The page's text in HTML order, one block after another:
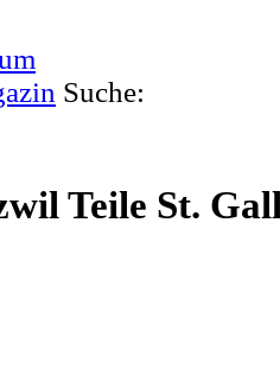
Suche:
Teile St.